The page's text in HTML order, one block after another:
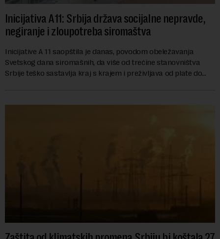
Inicijativa A11: Srbija država socijalne nepravde,
negiranje i zloupotreba siromaštva
Inicijative A 11 saopštila je danas, povodom obeležavanja
Svetskog dana siromašnih, da više od trećine stanovništva
Srbije teško sastavlja kraj s krajem i preživljava od plate do